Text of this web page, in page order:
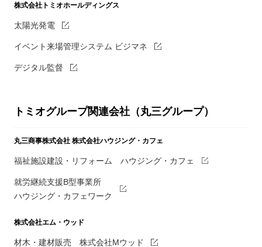
株式会社トミオホールディングス
太陽光発電
イベント来場管理システム ビジマネ
デジタル監督
トミオグループ関連会社（丸三グループ）
丸三商事株式会社 株式会社ハウジング・カフェ
福祉施設建設・リフォーム ハウジング・カフェ
就労継続支援B型事業所
ハウジング・カフェワーク
株式会社エム・ウッド
材木・建材販売 株式会社Mウッド